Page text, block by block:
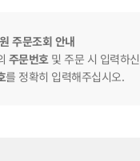
주문조회 안내
주문번호 및 주문 시 입력하신
를 정확히 입력해주십시오.